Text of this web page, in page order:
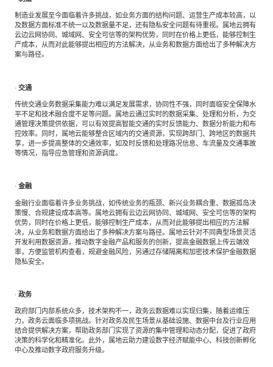
制造业发展至今面临着许多挑战，如业务方面的结构问题、运营生产成本较高，以
及数据方面标准不统一以及数据量不足，还有隐私安全问题有待重视。属地云拥有
云边云网协同、城域网、安全可信等的架构优势，同时在价格上更低，能够控制生
产成本，从而对此能够提出相应的方法解决，从业务和数据方面给出了多种解决方
案与路径。
· 交通
传统交通业务数据采集能力难以满足发展需求，协同性不强，同时面临安全保障水
平不足和技术融合度不足等问题。属地云通过实时的数据采集、处理和分析，为交
通管理决策提供依据，可以有效提高智能交通的实时反馈能力、数据分析能力和布
控效率。同时，属地云能够整合区域内的交通资源，实现跨部门、跨地区的数据共
享，进一步提高整体的交通效率，如及时反馈和处理路况信息、车流量及交通事故
等情况，指导应急管理和资源调度。
· 金融
金融行业面临着许多业务挑战，如传统业务的瓶颈、新兴业务耦合重、数据孤岛决
策慢、合规建设成本高等。属地云拥有云边云网协同、城域网、安全可信等的架构
优势，同时在价格上更低，能够控制生产成本，从而对此能够提出相应的方法解
决，从业务和数据方面给出了多种解决方案与路径。属地云针对不同典型场景灵活
开发利用数据资源，推动数字金融产品和服务的创新，提高金融数据上传云端效
率，方便监管机构查看，规避金融风险，另通过存储隔离和加密技术保护金融数据
隐私安全。
· 政务
政府部门内部系统众多，技术架构不一，政务云数据难以实现归集，随着运维压
力，政务云面临多项挑战。针对政务及民生场景从基础设施、数据中台及行业应用
结合提供解决方案，帮助政务部门实现了资源的集中管理和动态分配，促进了政府
决策的科学化和精准化。此外，属地云助力建设数字经济赋能中心、科技创新孵化
中心及推动数字政府服务升级。